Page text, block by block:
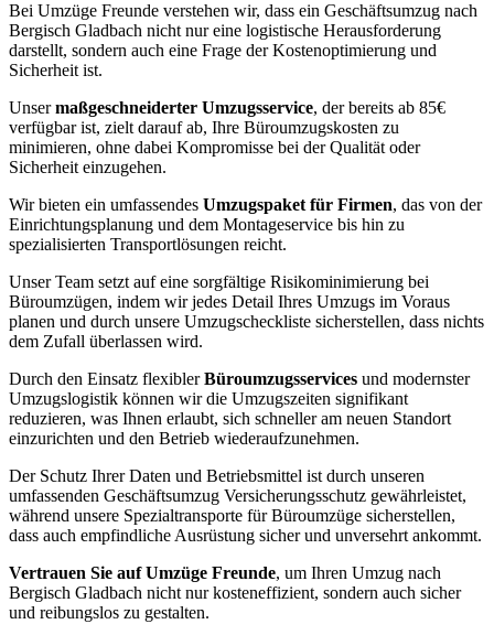
Bei Umzüge Freunde verstehen wir, dass ein Geschäftsumzug nach
Bergisch Gladbach nicht nur eine logistische Herausforderung
darstellt, sondern auch eine Frage der Kostenoptimierung und
Sicherheit ist.
Unsermaßgeschneiderter Umzugsservice, der bereits ab 85€
verfügbar ist, zielt darauf ab, Ihre Büroumzugskosten zu
minimieren, ohne dabei Kompromisse bei der Qualität oder
Sicherheit einzugehen.
Wir bieten ein umfassendes Umzugspaket für Firmen, das von der
Einrichtungsplanung und dem Montageservice bis hin zu
spezialisierten Transportlösungen reicht.
Unser Team setzt auf eine sorgfältige Risikominimierung bei
Büroumzügen, indem wir jedes Detail Ihres Umzugs im Voraus
planen und durch unsere Umzugscheckliste sicherstellen, dass nichts
dem Zufall überlassen wird.
Durch den Einsatz flexiblerBüroumzugsservices und modernster
Umzugslogistik können wir die Umzugszeiten signifikant
reduzieren, was Ihnen erlaubt, sich schneller am neuen Standort
einzurichten und den Betrieb wiederaufzunehmen.
Der Schutz Ihrer Daten und Betriebsmittel ist durch unseren
umfassenden Geschäftsumzug Versicherungsschutz gewährleistet,
während unsere Spezialtransporte für Büroumzüge sicherstellen,
dass auch empfindliche Ausrüstung sicher und unversehrt ankommt.
Vertrauen Sie auf Umzüge Freunde, um Ihren Umzug nach
Bergisch Gladbach nicht nur kosteneffizient, sondern auch sicher
und reibungslos zu gestalten.